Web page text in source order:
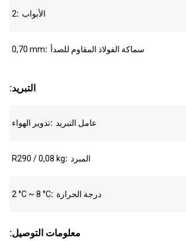
2 الأبواب
0,70 mm سماكة الفولاذ المقاوم للصدأ
:التبريد
تدوير الهواء عامل التبريد
R290 / 0,08 kg المبرد
2 °C ~ 8 °C درجة الحرارة
:معلومات التوصيل